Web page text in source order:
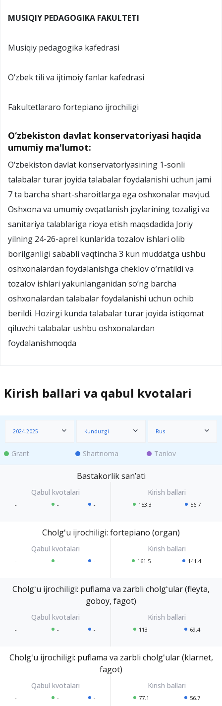
MUSIQIY PEDAGOGIKA FAKULTETI
Musiqiy pedagogika kafedrasi
O’zbek tili va ijtimoiy fanlar kafedrasi
Fakultetlararo fortepiano ijrochiligi
O‘zbekiston davlat konservatoriyasi haqida
umumiy ma'lumot:
O‘zbekiston davlat konservatoriyasining 1-sonli
talabalar turar joyida talabalar foydalanishi uchun jami
7 ta barcha shart-sharoitlarga ega oshxonalar mavjud.
Oshxona va umumiy ovqatlanish joylarining tozaligi va
sanitariya talablariga rioya etish maqsdadida Joriy
yilning 24-26-aprel kunlarida tozalov ishlari olib
borilganligi sababli vaqtincha 3 kun muddatga ushbu
oshxonalardan foydalanishga cheklov o’rnatildi va
tozalov ishlari yakunlanganidan so’ng barcha
oshxonalardan talabalar foydalanishi uchun ochib
berildi. Hozirgi kunda talabalar turar joyida istiqomat
qiluvchi talabalar ushbu oshxonalardan
foydalanishmoqda
Kirish ballari va qabul kvotalari
2024-2025 Kunduzgi Rus
Grant Shartnoma Tanlov
Bastakorlik sanʼati
- - - 153.3 56.7
Cholgʻu ijrochiligi: fortepiano (organ)
- - - 161.5 141.4
Cholgʻu ijrochiligi: puflama va zarbli cholgʻular (fleyta,
goboy, fagot)
- - - 113 69.4
Cholgʻu ijrochiligi: puflama va zarbli cholgʻular (klarnet,
fagot)
- - - 77.1 56.7